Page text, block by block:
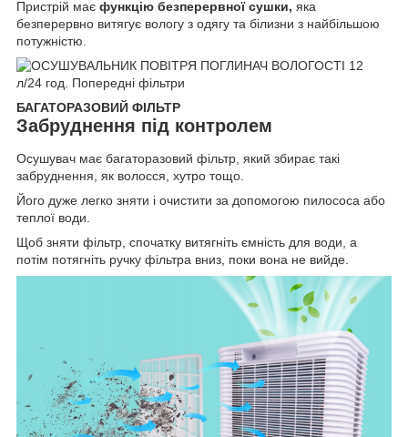
Пристрій має функцію безперервної сушки, яка
безперервно витягує вологу з одягу та білизни з найбільшою
потужністю.
БАГАТОРАЗОВИЙ ФІЛЬТР
Забруднення під контролем
Осушувач має багаторазовий фільтр, який збирає такі
забруднення, як волосся, хутро тощо.
Його дуже легко зняти і очистити за допомогою пилососа або
теплої води.
Щоб зняти фільтр, спочатку витягніть ємність для води, а
потім потягніть ручку фільтра вниз, поки вона не вийде.